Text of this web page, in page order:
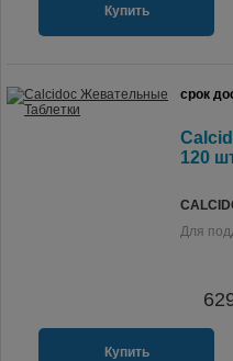
Купить
срок
120
Для
Купить